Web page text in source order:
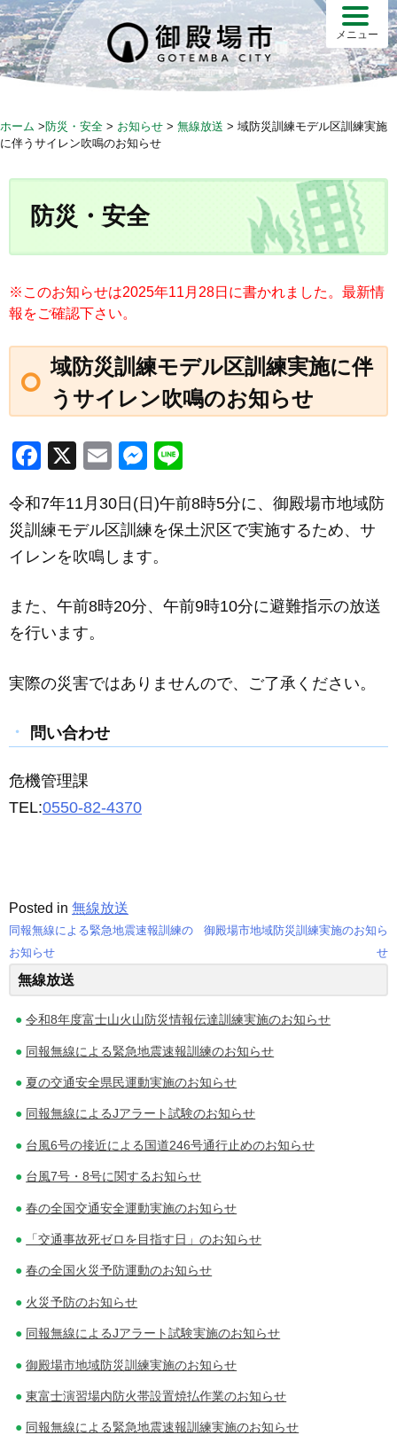
S
k
i
p
c
メニュー
ホーム >防災・安全 > お知らせ > 無線放送 > 域防災訓練モデル区訓練実施
に伴うサイレン吹鳴のお知らせ
防災・安全
※このお知らせは2025年11月28日に書かれました。最新情
報をご確認下さい。
域防災訓練モデル区訓練実施に伴
うサイレン吹鳴のお知らせ
F
c
e
b
o
X
E
ail
M
ss
e
n
e
令和7年11月30日(日)午前8時5分に、御殿場市地域防
災訓練モデル区訓練を保土沢区で実施するため、サ
イレンを吹鳴します。
また、午前8時20分、午前9時10分に避難指示の放送
を行います。
実際の災害ではありませんので、ご了承ください。
問い合わせ
危機管理課
TEL:0550-82-4370
Posted in 無線放送
投
稿
ナ
ビ
ゲ
ー
シ
ョ
同報無線による緊急地震速報訓練の
お知らせ
御殿場市地域防災訓練実施のお知ら
せ
無線放送
令和8年度富士山火山防災情報伝達訓練実施のお知らせ
同報無線による緊急地震速報訓練のお知らせ
夏の交通安全県民運動実施のお知らせ
同報無線によるJアラート試験のお知らせ
台風6号の接近による国道246号通行止めのお知らせ
台風7号・8号に関するお知らせ
春の全国交通安全運動実施のお知らせ
「交通事故死ゼロを目指す日」のお知らせ
春の全国火災予防運動のお知らせ
火災予防のお知らせ
同報無線によるJアラート試験実施のお知らせ
御殿場市地域防災訓練実施のお知らせ
東富士演習場内防火帯設置焼払作業のお知らせ
同報無線による緊急地震速報訓練実施のお知らせ